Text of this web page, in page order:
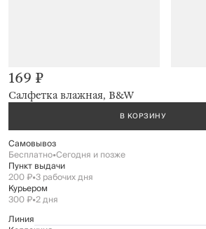
Салфетка влажная, B&W
169 ₽
В КОРЗИНУ
Самовывоз
Бесплатно•Сегодня и позже
Пункт выдачи
200 ₽•3 рабочих дня
Курьером
300 ₽•2 дня
Линия